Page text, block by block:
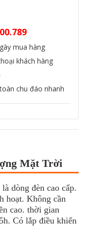
mua hàng
khách hàng
chu đáo nhanh
Mặt Trời
dòng đèn cao cấp.
hoạt. Không cần
cao. thời gian
Có lắp điều khiển